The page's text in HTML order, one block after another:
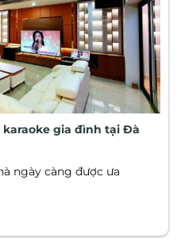
gia đình tại Đà
ngày càng được ưa